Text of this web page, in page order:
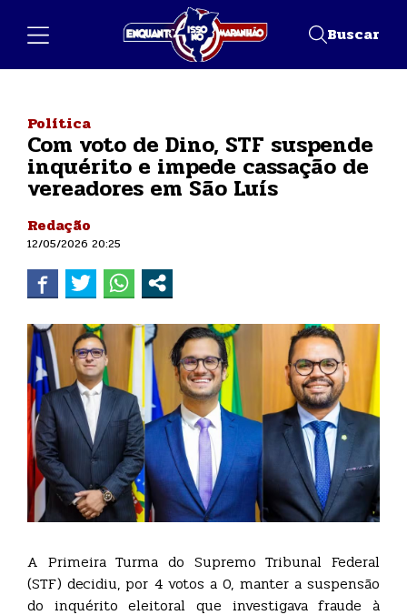
Buscar
Política
Com voto de Dino, STF suspende
inquérito e impede cassação de
vereadores em São Luís
Redação
12/05/2026 20:25
A Primeira Turma do Supremo Tribunal Federal
(STF) decidiu, por 4 votos a 0, manter a suspensão
do inquérito eleitoral que investigava fraude à